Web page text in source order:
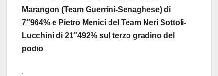
Marangon (Team Guerrini-Senaghese) di
7″964% e Pietro Menici del Team Neri Sottoli-
Lucchini di 21″492% sul terzo gradino del
podio
.